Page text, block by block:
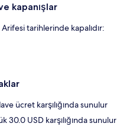
kapanışlar
Arifesi tarihlerinde kapalıdır:
ücret karşılığında sunulur
30.0 USD karşılığında sunulur